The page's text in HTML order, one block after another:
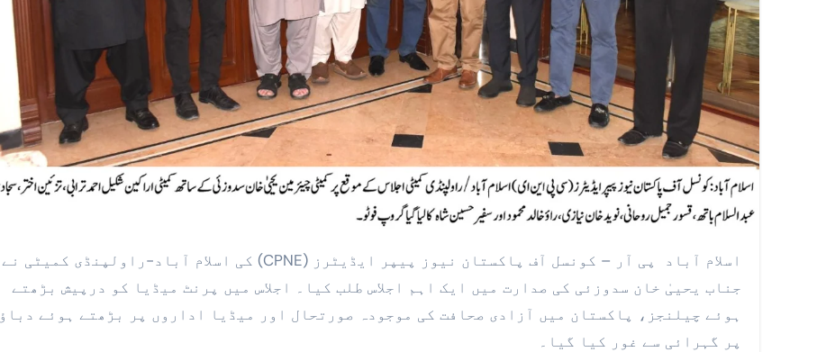
اسلام آباد پی آر – کونسل آف پاکستان نیوز پیپر ایڈیٹرز (CPNE) کی اسلام آباد-راولپنڈی کمیٹی نے
جناب یحییٰ خان سدوزئی کی صدارت میں ایک اہم اجلاس طلب کیا۔ اجلاس میں پرنٹ میڈیا کو درپیش بڑھتے
ہوئے چیلنجز، پاکستان میں آزادی صحافت کی موجودہ صورتحال اور میڈیا اداروں پر بڑھتے ہوئے دباؤ
پر گہرائی سے غور کیا گیا۔